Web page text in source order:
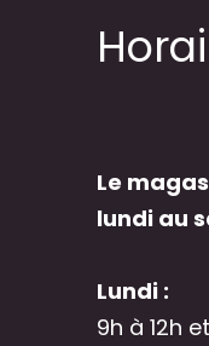
Le
lundi au
Lundi :
9h à 12h